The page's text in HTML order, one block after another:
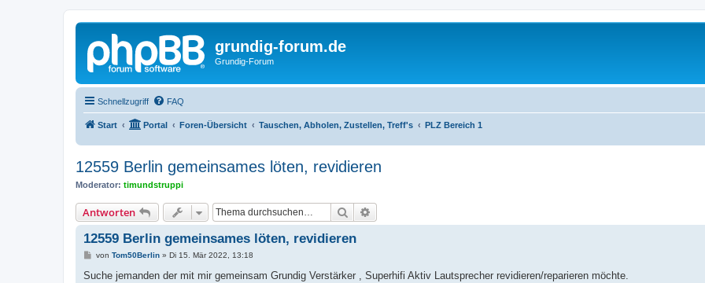
grundig-forum.de
Grundig-Forum
Schnellzugriff FAQ
Start Portal Foren-Übersicht Tauschen, Abholen, Zustellen, Treff's PLZ Bereich 1
12559 Berlin gemeinsames löten, revidieren
Moderator: timundstruppi
Antworten Suche
12559 Berlin gemeinsames löten, revidieren
Bvon Tom50Berlin» Di 15. Mär 2022, 13:18
Suche jemanden der mit mir gemeinsam Grundig Verstärker , Superhifi Aktiv Lautsprecher revidieren/reparieren möchte.